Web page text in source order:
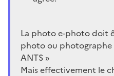
La photo e-photo doit
photo ou photographe
ANTS »
Mais effectivement le